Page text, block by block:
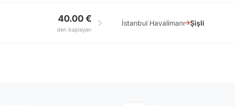
40.00 €
den başlayan
İstanbul Havalimanı Şişli